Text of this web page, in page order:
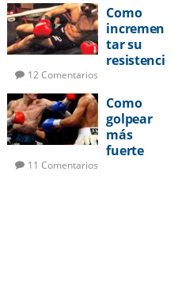
Como
incremen
tar su
resistenci
12 Comentarios
Como
golpear
más
fuerte
11 Comentarios